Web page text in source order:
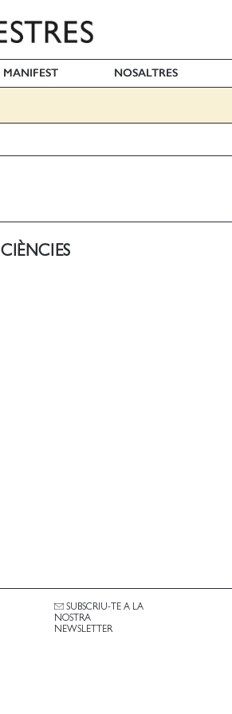
MANIFEST NOSALTRES
CIÈNCIES
SUBSCRIU-TE A LA
NOSTRA
NEWSLETTER